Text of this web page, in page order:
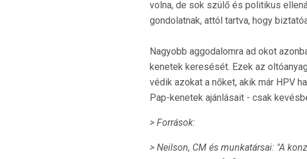
volna, de sok szülő és politikus
gondolatnak, attól tartva, hogy
Nagyobb aggodalomra ad okot
kenetek keresését. Ezek az
védik azokat a nőket, akik már HPV
Pap-kenetek ajánlásait - csak
> Források:
> Neilson, CM és munkatársai: "A